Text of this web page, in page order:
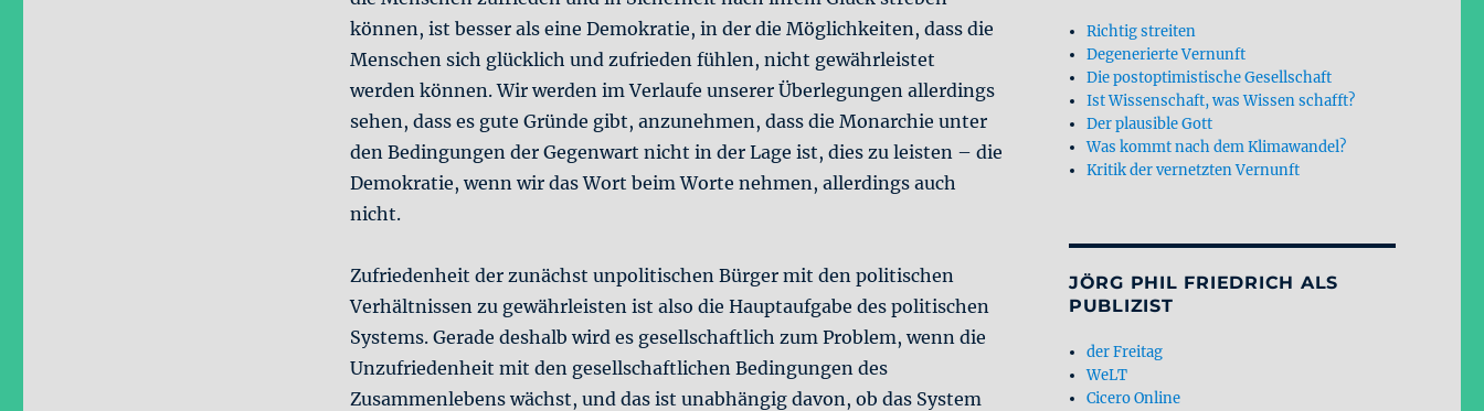
können, ist besser als eine Demokratie, in der die Möglichkeiten, dass die
Menschen sich glücklich und zufrieden fühlen, nicht gewährleistet
werden können. Wir werden im Verlaufe unserer Überlegungen allerdings
sehen, dass es gute Gründe gibt, anzunehmen, dass die Monarchie unter
den Bedingungen der Gegenwart nicht in der Lage ist, dies zu leisten – die
Demokratie, wenn wir das Wort beim Worte nehmen, allerdings auch
nicht.
Zufriedenheit der zunächst unpolitischen Bürger mit den politischen
Verhältnissen zu gewährleisten ist also die Hauptaufgabe des politischen
Systems. Gerade deshalb wird es gesellschaftlich zum Problem, wenn die
Unzufriedenheit mit den gesellschaftlichen Bedingungen des
Zusammenlebens wächst, und das ist unabhängig davon, ob das System
Richtig streiten
Degenerierte Vernunft
Die postoptimistische Gesellschaft
Ist Wissenschaft, was Wissen schafft?
Der plausible Gott
Was kommt nach dem Klimawandel?
Kritik der vernetzten Vernunft
JÖRG PHIL FRIEDRICH ALS
PUBLIZIST
der Freitag
WeLT
Cicero Online